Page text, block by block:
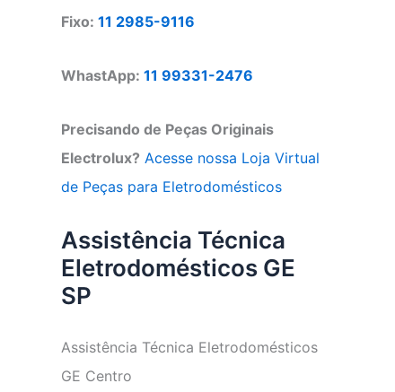
Fixo: 11 2985-9116
WhastApp: 11 99331-2476
Precisando de Peças Originais
Electrolux? Acesse nossa Loja Virtual
de Peças para Eletrodomésticos
Assistência Técnica
Eletrodomésticos GE
SP
Assistência Técnica Eletrodomésticos
GE Centro